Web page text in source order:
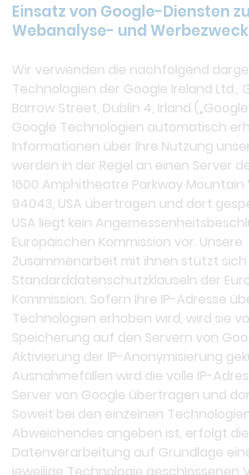
Einsatz von Google-Diensten zu
Webanalyse- und
Wir verwenden die nachfolgend
Technologien der Google Ireland Ltd.,
Barrow Street, Dublin 4, Irland
Google Technologien automatisch
Informationen über Ihre Nutzung
werden in der Regel an einen Server
1600 Amphitheatre Parkway Mountain
94043, USA übertragen und dort
USA liegt kein
Europäischen Kommission vor. Unsere
Zusammenarbeit mit ihnen stützt
Standarddatenschutzklauseln der
Kommission. Sofern Ihre IP-Adresse
Technologien erhoben wird, wird sie
Speicherung auf den Servern von
Aktivierung der IP-Anonymisierung
Ausnahmefällen wird die volle IP-
Server von Google übertragen und
Soweit bei den einzelnen
Abweichendes angeben ist, erfolgt die
Datenverarbeitung auf Grundlage